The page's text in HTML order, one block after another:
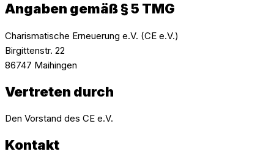
Angaben gemäß § 5 TMG
Charismatische Erneuerung e.V. (CE e.V.)
Birgittenstr. 22
86747 Maihingen
Vertreten durch
Den Vorstand des CE e.V.
Kontakt